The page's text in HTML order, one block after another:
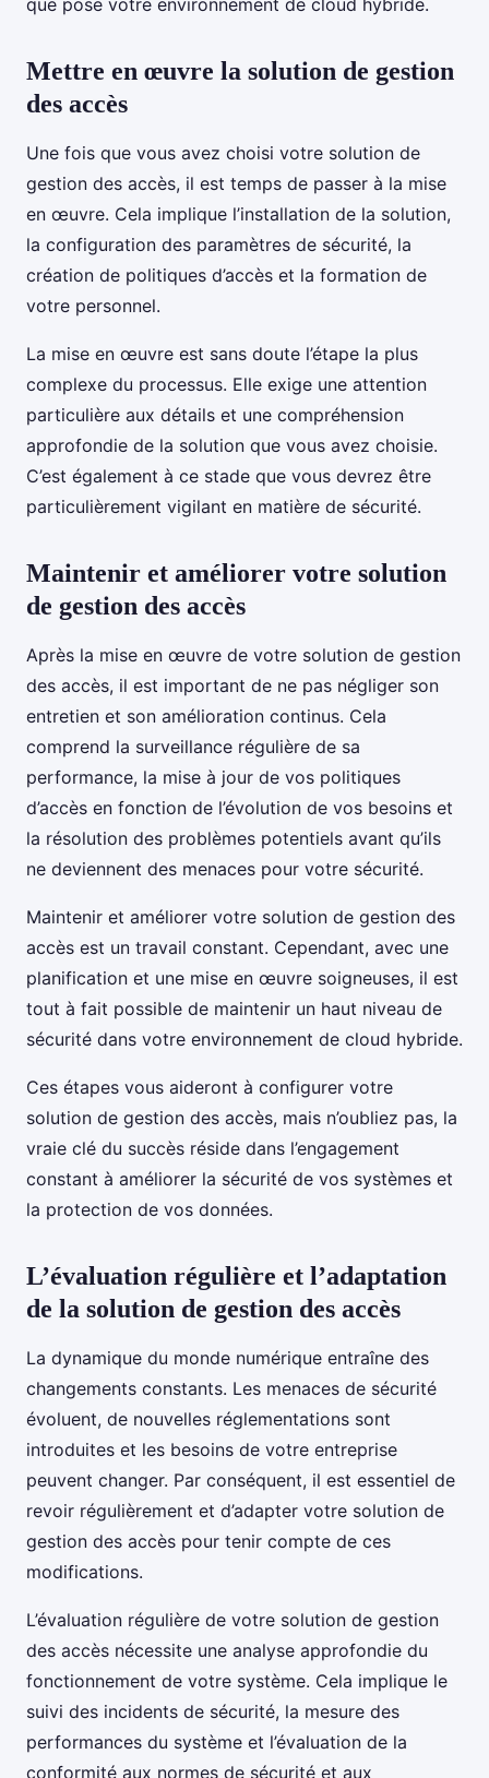
que pose votre environnement de cloud hybride.
Mettre en œuvre la solution de gestion
des accès
Une fois que vous avez choisi votre solution de
gestion des accès, il est temps de passer à la mise
en œuvre. Cela implique l’installation de la solution,
la configuration des paramètres de sécurité, la
création de politiques d’accès et la formation de
votre personnel.
La mise en œuvre est sans doute l’étape la plus
complexe du processus. Elle exige une attention
particulière aux détails et une compréhension
approfondie de la solution que vous avez choisie.
C’est également à ce stade que vous devrez être
particulièrement vigilant en matière de sécurité.
Maintenir et améliorer votre solution
de gestion des accès
Après la mise en œuvre de votre solution de gestion
des accès, il est important de ne pas négliger son
entretien et son amélioration continus. Cela
comprend la surveillance régulière de sa
performance, la mise à jour de vos politiques
d’accès en fonction de l’évolution de vos besoins et
la résolution des problèmes potentiels avant qu’ils
ne deviennent des menaces pour votre sécurité.
Maintenir et améliorer votre solution de gestion des
accès est un travail constant. Cependant, avec une
planification et une mise en œuvre soigneuses, il est
tout à fait possible de maintenir un haut niveau de
sécurité dans votre environnement de cloud hybride.
Ces étapes vous aideront à configurer votre
solution de gestion des accès, mais n’oubliez pas, la
vraie clé du succès réside dans l’engagement
constant à améliorer la sécurité de vos systèmes et
la protection de vos données.
L’évaluation régulière et l’adaptation
de la solution de gestion des accès
La dynamique du monde numérique entraîne des
changements constants. Les menaces de sécurité
évoluent, de nouvelles réglementations sont
introduites et les besoins de votre entreprise
peuvent changer. Par conséquent, il est essentiel de
revoir régulièrement et d’adapter votre solution de
gestion des accès pour tenir compte de ces
modifications.
L’évaluation régulière de votre solution de gestion
des accès nécessite une analyse approfondie du
fonctionnement de votre système. Cela implique le
suivi des incidents de sécurité, la mesure des
performances du système et l’évaluation de la
conformité aux normes de sécurité et aux